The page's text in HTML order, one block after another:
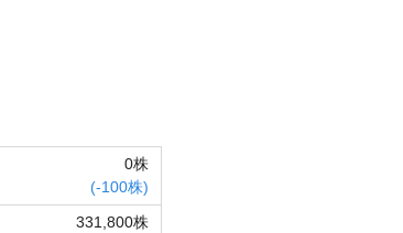
0株
(-100株)
331,800株